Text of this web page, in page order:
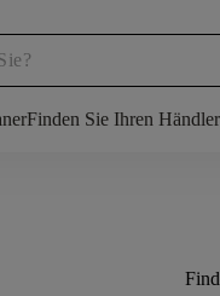
Finden Sie Ihren Händler